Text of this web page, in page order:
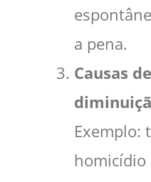
a pena.
Causas
Exemplo:
homicídio